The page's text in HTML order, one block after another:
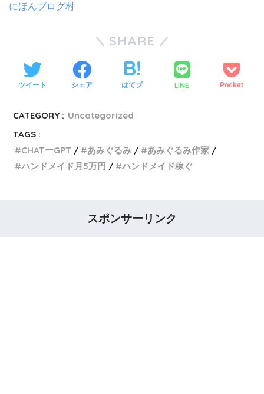
にほんブログ村
SHARE
ツイート シェア はてブ LINE Pocket
CATEGORY : Uncategorized
TAGS :
CHATーGPT
あみぐるみ
あみぐるみ作家
ハンドメイド月5万円
ハンドメイド稼ぐ
スポンサーリンク